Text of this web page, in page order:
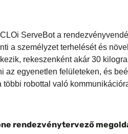
CLOi ServeBot a
a személyzet terhelését és
rekeszenként akár 30
az egyenetlen felületeken, és
robottal való
rendezvénytervező